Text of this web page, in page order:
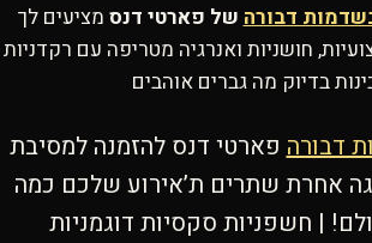
דבורה של פארטי דנס מציעים לך
חושניות ואנרגיה מטריפה עם רקדניות
בדיוק מה גברים אוהבים
דבורהפארטי דנס להזמנה למסיבת
אחרת שתרים ת’אירוע שלכם כמה
| חשפניות סקסיות דוגמניות